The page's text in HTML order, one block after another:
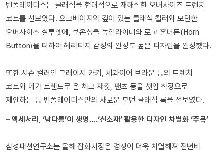
빈폴레이디스는 클래식을 현대적으로 재해석한 오버사이즈 트렌치
코트를 선보였다. 오크베이지의 깊이 있는 클래식 컬러와 모던한
오버사이즈 실루엣에, 보온성을 높인라이너와 로고 혼버튼(Horn
Button)을 더하여 헤리티지 감성의 완성도 높은 디자인을 완성했다.
또한 시즌 컬러인 그레이시 카키, 세콰이어 브라운 등의 트렌치
코트와 메가 트렌드로 온 체크 재킷, 팬츠 등을 셋업 착장으로
제안하는 등 빈폴레이디스만의 새로운 모던 클래식 룩을 선보였다.
– 액세서리, ‘남다름’이 생명….‘신소재’ 활용한 디자인 차별화 ‘주목’
삼성패션연구소는 올해 잡화시장은 경쟁이 더욱 치열해져 전년비